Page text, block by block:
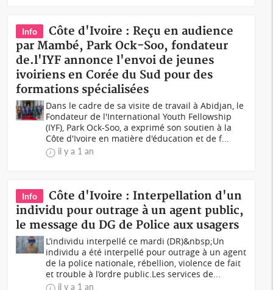
Info
Côte d'Ivoire : Reçu en audience
par Mambé, Park Ock-Soo, fondateur
de.l'IYF annonce l'envoi de jeunes
ivoiriens en Corée du Sud pour des
formations spécialisées
Dans le cadre de sa visite de travail à Abidjan, le
Fondateur de l'International Youth Fellowship
(IYF), Park Ock-Soo, a exprimé son soutien à la
Côte d'Ivoire en matière d'éducation et de f...
il y a 1 an
Info
Côte d'Ivoire : Interpellation d'un
individu pour outrage à un agent public,
le message du DG de Police aux usagers
L’individu interpellé ce mardi (DR)&nbsp;Un
individu a été interpellé pour outrage à un agent
de la police nationale, rébellion, violence de fait
et trouble à l’ordre public.Les services de...
il y a 1 an